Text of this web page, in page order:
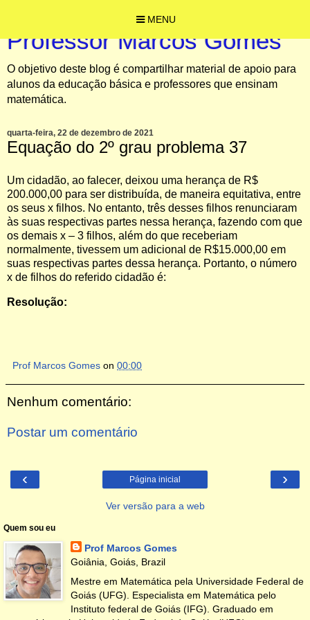
MENU
Professor Marcos Gomes
O objetivo deste blog é compartilhar material de apoio para
alunos da educação básica e professores que ensinam
matemática.
quarta-feira, 22 de dezembro de 2021
Equação do 2º grau problema 37
Um cidadão, ao falecer, deixou uma herança de R$
200.000,00 para ser distribuída, de maneira equitativa, entre
os seus x filhos. No entanto, três desses filhos renunciaram
às suas respectivas partes nessa herança, fazendo com que
os demais x – 3 filhos, além do que receberiam
normalmente, tivessem um adicional de R$15.000,00 em
suas respectivas partes dessa herança. Portanto, o número
x de filhos do referido cidadão é:
Resolução:
Prof Marcos Gomes on 00:00
Nenhum comentário:
Postar um comentário
‹ ›
Página inicial
Ver versão para a web
Quem sou eu
Prof Marcos Gomes
Goiânia, Goiás, Brazil
Mestre em Matemática pela Universidade Federal de
Goiás (UFG). Especialista em Matemática pelo
Instituto federal de Goiás (IFG). Graduado em